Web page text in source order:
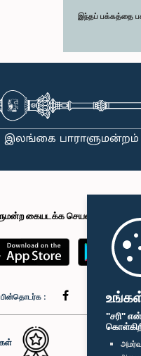
"சரி"
இந்தப் பக்கத்தை
கையடக்க செயலி
: